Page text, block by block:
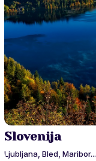
Slovenija
Ljubljana, Bled, Maribor...